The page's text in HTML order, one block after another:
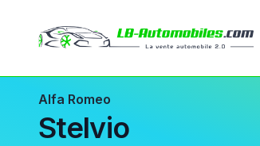
Alfa Romeo
Stelvio